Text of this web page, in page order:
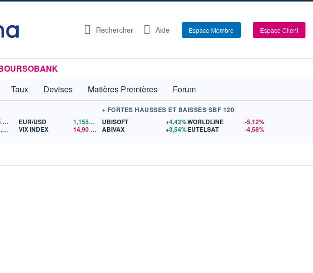
Rechercher Aide Espace Membre Espace Client
Taux Devises Matières Premières
Forum
$US
4 342,26 $US
EUR/USD 1,1559$US
VIX INDEX
14,90
+ FORTES HAUSSES ET BAISSES SBF 120
UBISOFT
+4,43%
ABIVAX
+3,54%
WORLDLINE
-5,12%
EUTELSAT
-4,58%